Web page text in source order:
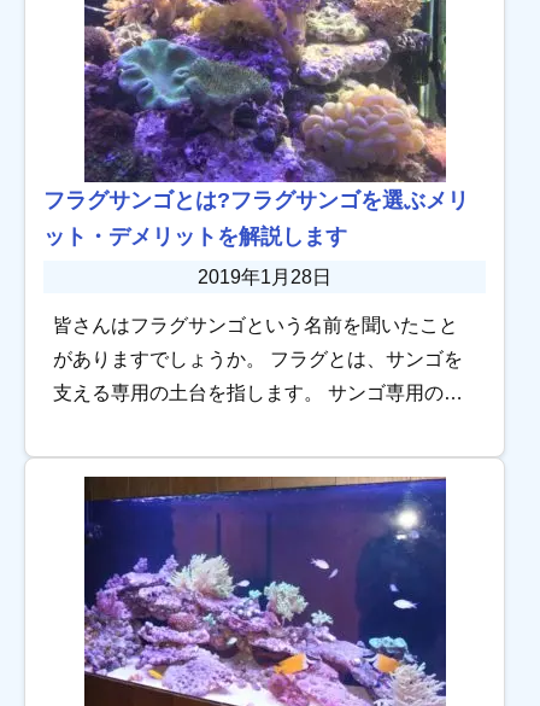
フラグサンゴとは?フラグサンゴを選ぶメリ
ット・デメリットを解説します
2019年1月28日
皆さんはフラグサンゴという名前を聞いたこと
がありますでしょうか。 フラグとは、サンゴを
支える専用の土台を指します。 サンゴ専用の土
ることで、好きな場所にレイアウトしやすくな
ること […]